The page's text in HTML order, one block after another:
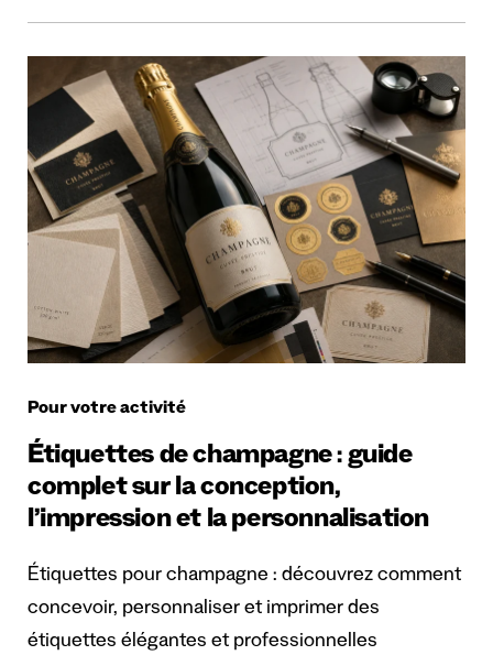
Pour votre activité
Étiquettes de champagne : guide
complet sur la conception,
l’impression et la personnalisation
Étiquettes pour champagne : découvrez comment
concevoir, personnaliser et imprimer des
étiquettes élégantes et professionnelles